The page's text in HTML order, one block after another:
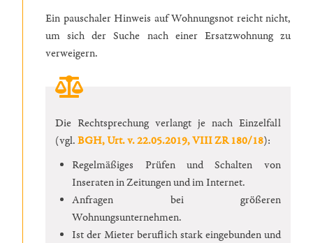
Ein pauschaler Hinweis auf Wohnungsnot reicht nicht,
um sich der Suche nach einer Ersatzwohnung zu
verweigern.
Die Rechtsprechung verlangt je nach Einzelfall
(vgl.BGH, Urt. v. 22.05.2019, VIII ZR 180/18):
Regelmäßiges Prüfen und Schalten von
Inseraten in Zeitungen und im Internet.
Anfragen bei größeren
Wohnungsunternehmen.
Ist der Mieter beruflich stark eingebunden und